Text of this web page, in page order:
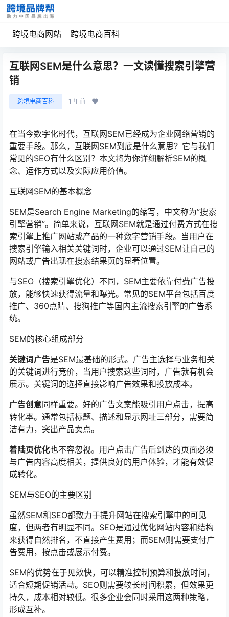
跨境电商网站 跨境电商百科
互联网SEM是什么意思？一文读懂搜索引擎营
销
跨境电商百科 1 年前
在当今数字化时代，互联网SEM已经成为企业网络营销的
重要手段。那么，互联网SEM到底是什么意思？它与我们
常见的SEO有什么区别？本文将为你详细解析SEM的概
念、运作方式以及实际应用价值。
互联网SEM的基本概念
SEM是Search Engine Marketing的缩写，中文称为”搜索
引擎营销”。简单来说，互联网SEM就是通过付费方式在搜
索引擎上推广网站或产品的一种数字营销手段。当用户在
搜索引擎输入相关关键词时，企业可以通过SEM让自己的
网站或广告出现在搜索结果页的显著位置。
与SEO（搜索引擎优化）不同，SEM主要依靠付费广告投
放，能够快速获得流量和曝光。常见的SEM平台包括百度
推广、360点睛、搜狗推广等国内主流搜索引擎的广告系
统。
SEM的核心组成部分
关键词广告是SEM最基础的形式。广告主选择与业务相关
的关键词进行竞价，当用户搜索这些词时，广告就有机会
展示。关键词的选择直接影响广告效果和投放成本。
广告创意同样重要。好的广告文案能吸引用户点击，提高
转化率。通常包括标题、描述和显示网址三部分，需要简
洁有力，突出产品卖点。
着陆页优化也不容忽视。用户点击广告后到达的页面必须
与广告内容高度相关，提供良好的用户体验，才能有效促
成转化。
SEM与SEO的主要区别
虽然SEM和SEO都致力于提升网站在搜索引擎中的可见
度，但两者有明显不同。SEO是通过优化网站内容和结构
来获得自然排名，不直接产生费用；而SEM则需要支付广
告费用，按点击或展示付费。
SEM的优势在于见效快，可以精准控制预算和投放时间，
适合短期促销活动。SEO则需要较长时间积累，但效果更
持久，成本相对较低。很多企业会同时采用这两种策略，
形成互补。